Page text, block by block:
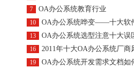
7 OA办公系统教育行业
10 OA办公系统哗变——十大软
13 OA办公系统选型注意十大误
16 2011年十大OA办公系统厂商
19 OA办公系统开发需求文档如